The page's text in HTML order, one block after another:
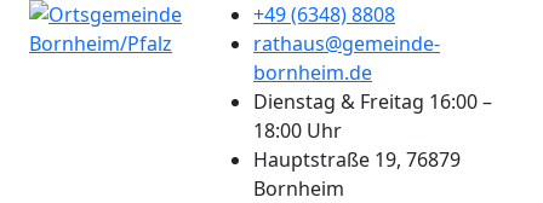
+49 (6348) 8808
rathaus@gemeinde-
bornheim.de
Dienstag & Freitag 16:00 –
18:00 Uhr
Hauptstraße 19, 76879
Bornheim